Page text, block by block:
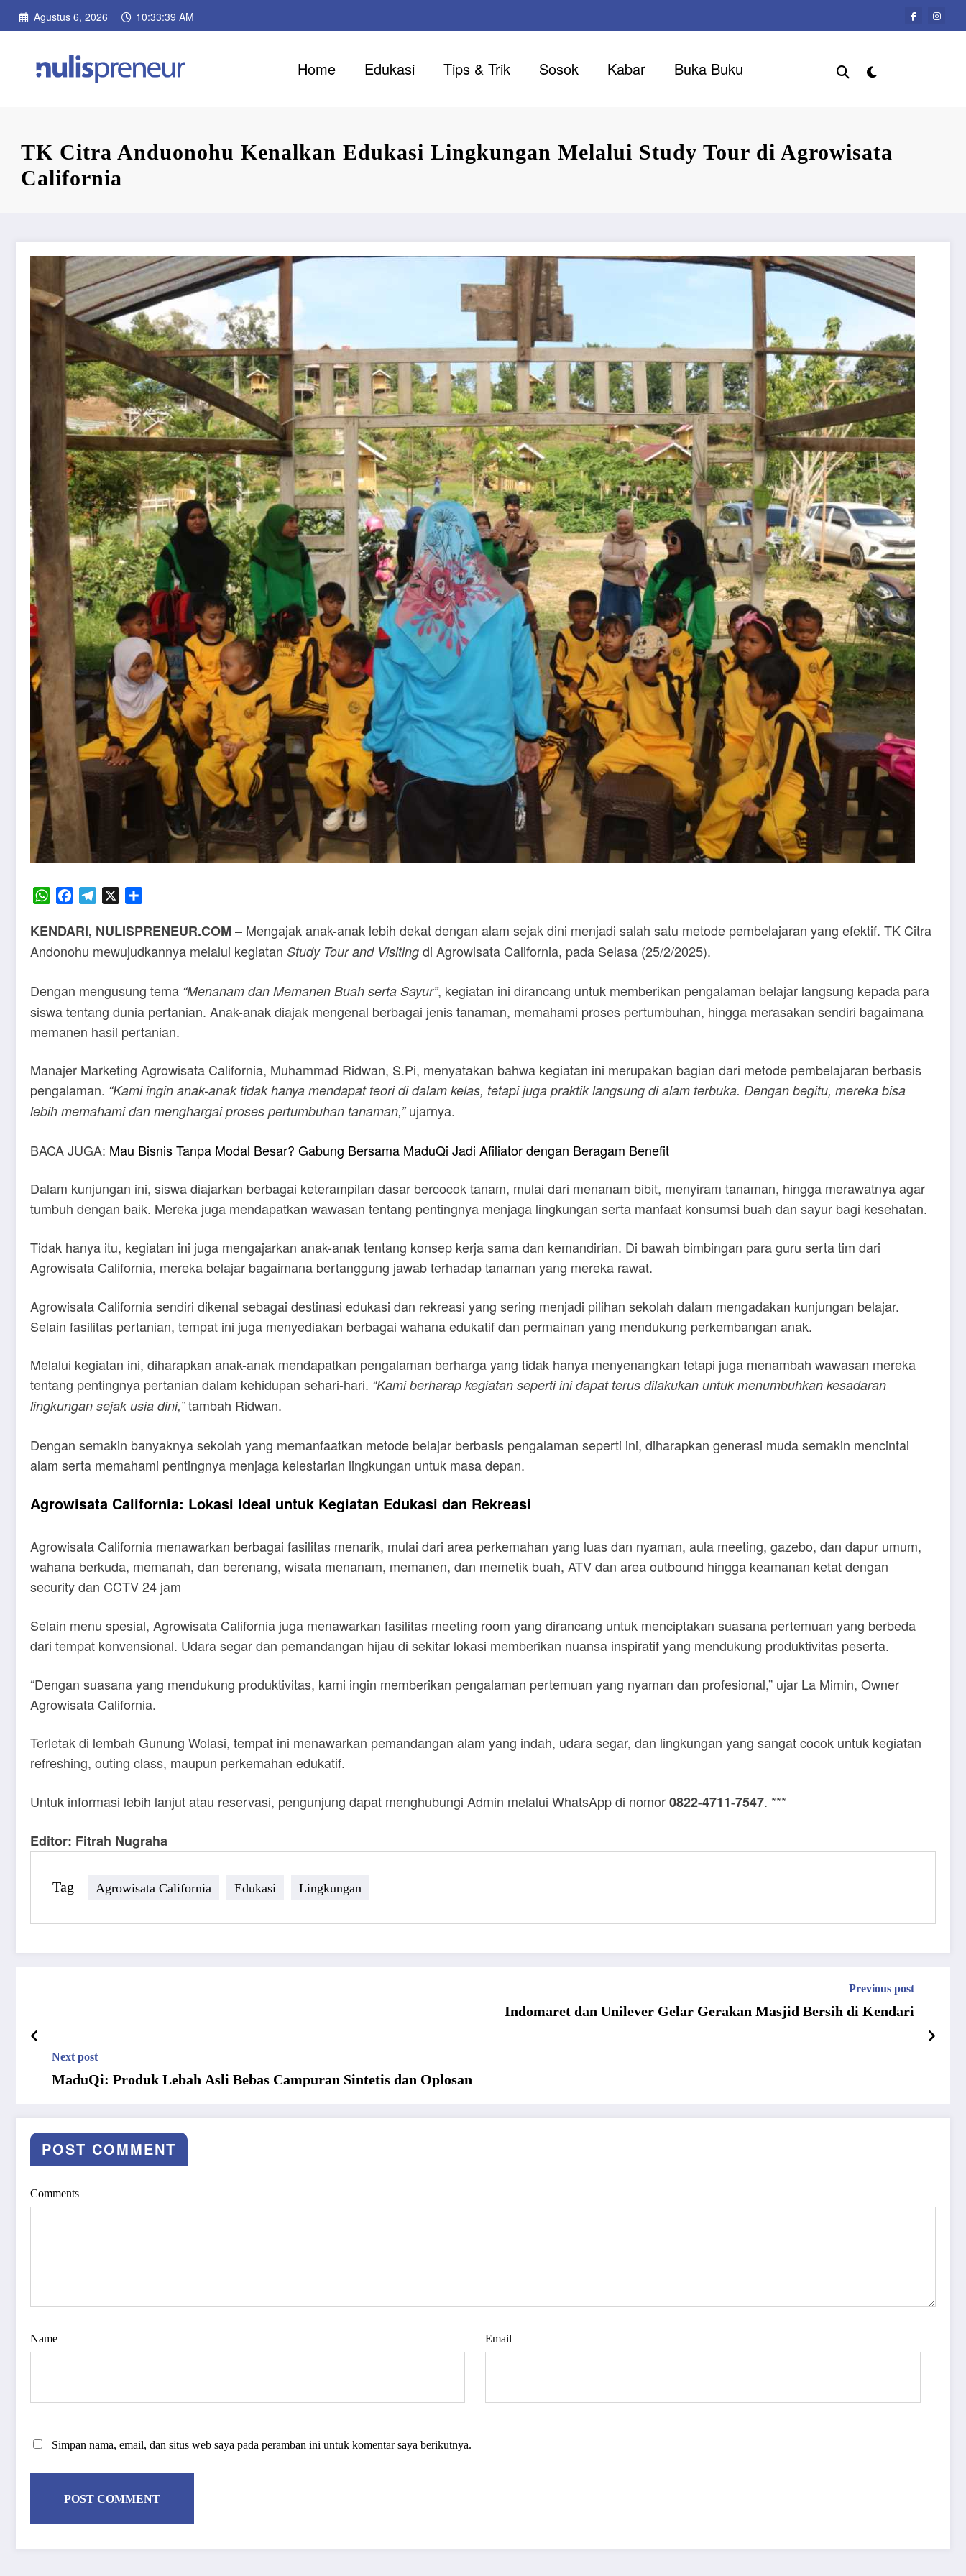
Skip
Agustus 6, 2026 10:33:41 AM
Home Edukasi Tips & Trik Sosok Kabar Buka Buku
TK Citra Anduonohu Kenalkan Edukasi Lingkungan Melalui Study Tour di Agrowisata
California
WhatsAppFacebookTelegram
KENDARI, NULISPRENEUR.COM – Mengajak anak-anak lebih dekat dengan alam sejak dini menjadi salah satu metode pembelajaran yang efektif. TK Citra
Andonohu mewujudkannya melalui kegiatan Study Tour and Visiting di Agrowisata California, pada Selasa (25/2/2025).
Dengan mengusung tema “Menanam dan Memanen Buah serta Sayur”, kegiatan ini dirancang untuk memberikan pengalaman belajar langsung kepada para
siswa tentang dunia pertanian. Anak-anak diajak mengenal berbagai jenis tanaman, memahami proses pertumbuhan, hingga merasakan sendiri bagaimana
memanen hasil pertanian.
Manajer Marketing Agrowisata California, Muhammad Ridwan, S.Pi, menyatakan bahwa kegiatan ini merupakan bagian dari metode pembelajaran berbasis
pengalaman. “Kami ingin anak-anak tidak hanya mendapat teori di dalam kelas, tetapi juga praktik langsung di alam terbuka. Dengan begitu, mereka bisa
lebih memahami dan menghargai proses pertumbuhan tanaman,”ujarnya.
BACA JUGA: Mau Bisnis Tanpa Modal Besar? Gabung Bersama MaduQi Jadi Afiliator dengan Beragam Benefit
Dalam kunjungan ini, siswa diajarkan berbagai keterampilan dasar bercocok tanam, mulai dari menanam bibit, menyiram tanaman, hingga merawatnya agar
tumbuh dengan baik. Mereka juga mendapatkan wawasan tentang pentingnya menjaga lingkungan serta manfaat konsumsi buah dan sayur bagi kesehatan.
Tidak hanya itu, kegiatan ini juga mengajarkan anak-anak tentang konsep kerja sama dan kemandirian. Di bawah bimbingan para guru serta tim dari
Agrowisata California, mereka belajar bagaimana bertanggung jawab terhadap tanaman yang mereka rawat.
Agrowisata California sendiri dikenal sebagai destinasi edukasi dan rekreasi yang sering menjadi pilihan sekolah dalam mengadakan kunjungan belajar.
Selain fasilitas pertanian, tempat ini juga menyediakan berbagai wahana edukatif dan permainan yang mendukung perkembangan anak.
Melalui kegiatan ini, diharapkan anak-anak mendapatkan pengalaman berharga yang tidak hanya menyenangkan tetapi juga menambah wawasan mereka
tentang pentingnya pertanian dalam kehidupan sehari-hari. “Kami berharap kegiatan seperti ini dapat terus dilakukan untuk menumbuhkan kesadaran
lingkungan sejak usia dini,”tambah Ridwan.
Dengan semakin banyaknya sekolah yang memanfaatkan metode belajar berbasis pengalaman seperti ini, diharapkan generasi muda semakin mencintai
alam serta memahami pentingnya menjaga kelestarian lingkungan untuk masa depan.
Agrowisata California: Lokasi Ideal untuk Kegiatan Edukasi dan Rekreasi
Agrowisata California menawarkan berbagai fasilitas menarik, mulai dari area perkemahan yang luas dan nyaman, aula meeting, gazebo, dan dapur umum,
wahana berkuda, memanah, dan berenang, wisata menanam, memanen, dan memetik buah, ATV dan area outbound hingga keamanan ketat dengan
security dan CCTV 24 jam
Selain menu spesial, Agrowisata California juga menawarkan fasilitas meeting room yang dirancang untuk menciptakan suasana pertemuan yang berbeda
dari tempat konvensional. Udara segar dan pemandangan hijau di sekitar lokasi memberikan nuansa inspiratif yang mendukung produktivitas peserta.
“Dengan suasana yang mendukung produktivitas, kami ingin memberikan pengalaman pertemuan yang nyaman dan profesional,” ujar La Mimin, Owner
Agrowisata California.
Terletak di lembah Gunung Wolasi, tempat ini menawarkan pemandangan alam yang indah, udara segar, dan lingkungan yang sangat cocok untuk kegiatan
refreshing, outing class, maupun perkemahan edukatif.
Untuk informasi lebih lanjut atau reservasi, pengunjung dapat menghubungi Admin melalui WhatsApp di nomor0822-4711-7547. ***
Editor: Fitrah Nugraha
Tag Agrowisata California Edukasi Lingkungan
Previous post
Indomaret dan Unilever Gelar Gerakan Masjid Bersih di Kendari
Next post
MaduQi: Produk Lebah Asli Bebas Campuran Sintetis dan Oplosan
POST COMMENT
Comments
Name Email
Simpan nama, email, dan situs web saya pada peramban ini untuk komentar saya berikutnya.